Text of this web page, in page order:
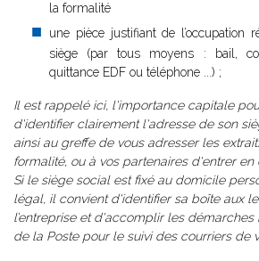
la formalité
une pièce justifiant de l’occupation
siège (par tous moyens : bail,
quittance EDF ou téléphone ...) ;
Il est rappelé ici, l'importance capitale
d'identifier clairement l'adresse de son
ainsi au greffe de vous adresser les
formalité, ou à vos partenaires d'entrer en
Si le siège social est fixé au domicile
légal, il convient d'identifier sa boîte aux
l’entreprise et d'accomplir les démarches
de la Poste pour le suivi des courriers de